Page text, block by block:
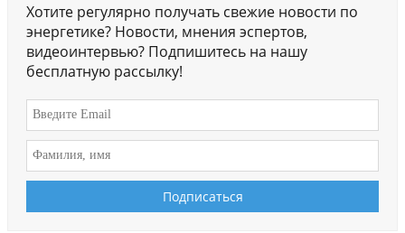
Хотите регулярно получать свежие новости по
энергетике? Новости, мнения эспертов,
видеоинтервью? Подпишитесь на нашу
бесплатную рассылку!